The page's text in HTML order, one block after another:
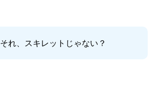
それ、スキレットじゃない？